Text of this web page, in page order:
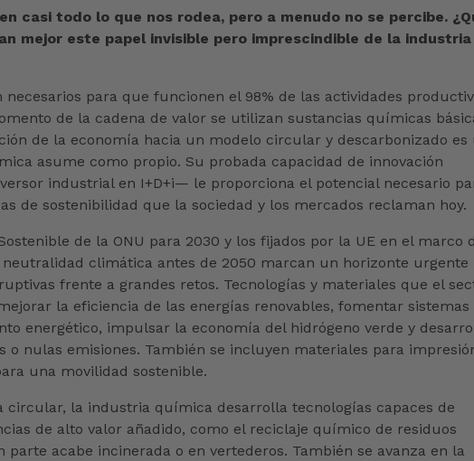
casi todo lo que nos rodea, pero a menudo no se percibe.
mejor este papel invisible pero imprescindible de la industria
para que funcionen el 98% de las actividades
de la cadena de valor se utilizan sustancias químicas
de la economía hacia un modelo circular y descarbonizado es
asume como propio. Su probada capacidad de innovación
industrial en I+D+i— le proporciona el potencial necesario
de sostenibilidad que la sociedad y los mercados reclaman hoy.
de la ONU para 2030 y los fijados por la UE en el marco
neutralidad climática antes de 2050 marcan un horizonte urgente
frente a grandes retos. Tecnologías y materiales que el
la eficiencia de las energías renovables, fomentar sistemas
energético, impulsar la economía del hidrógeno verde y
o nulas emisiones. También se incluyen materiales para
una movilidad sostenible.
circular, la industria química desarrolla tecnologías capaces de
de alto valor añadido, como el reciclaje químico de residuos
parte acabe incinerada o en vertederos. También se avanza en la